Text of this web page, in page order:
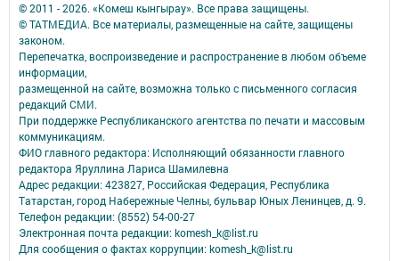
© 2011 - 2026. «Комеш кынгырау». Все права защищены.
© ТАТМЕДИА. Все материалы, размещенные на сайте, защищены
законом.
Перепечатка, воспроизведение и распространение в любом объеме
информации,
размещенной на сайте, возможна только с письменного согласия
редакций СМИ.
При поддержке Республиканского агентства по печати и массовым
коммуникациям.
ФИО главного редактора: Исполняющий обязанности главного
редактора Яруллина Лариса Шамилевна
Адрес редакции: 423827, Российская Федерация, Республика
Татарстан, город Набережные Челны, бульвар Юных Ленинцев, д. 9.
Телефон редакции: (8552) 54-00-27
Электронная почта редакции: komesh_k@list.ru
Для сообщения о фактах коррупции: komesh_k@list.ru